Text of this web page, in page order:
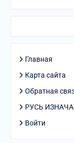
Главная
Карта сайта
Обратная
РУСЬ
Войти